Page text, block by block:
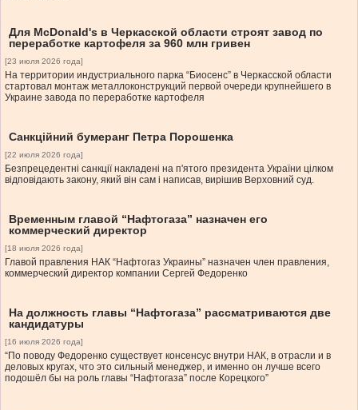
Для McDonald's в Черкасской области строят завод по
переработке картофеля за 960 млн гривен
[23 июля 2026 года]
На территории индустриального парка “Биосенс” в Черкасской области
стартовал монтаж металлоконструкций первой очереди крупнейшего в
Украине завода по переработке картофеля
Санкційний бумеранг Петра Порошенка
[22 июля 2026 года]
Безпрецедентні санкції накладені на п'ятого президента України цілком
відповідають закону, який він сам і написав, вирішив Верховний суд.
Временным главой “Нафтогаза” назначен его
коммерческий директор
[18 июля 2026 года]
Главой правления НАК “Нафтогаз Украины” назначен член правления,
коммерческий директор компании Сергей Федоренко
На должность главы “Нафтогаза” рассматриваются две
кандидатуры
[16 июля 2026 года]
“По поводу Федоренко существует консенсус внутри НАК, в отрасли и в
деловых кругах, что это сильный менеджер, и именно он лучше всего
подошёл бы на роль главы “Нафтогаза” после Корецкого”